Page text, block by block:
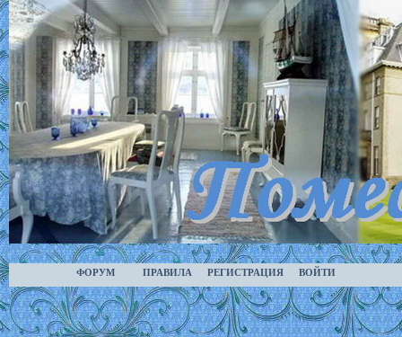
ФОРУМ ПРАВИЛА РЕГИСТРАЦИЯ ВОЙТИ